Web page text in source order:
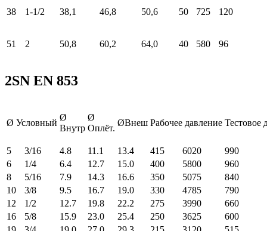
38 1-1/2 38,1 46,8 50,6 50 725 120
51 2 50,8 60,2 64,0 40 580 96
2SN EN 853
Ø Условный
Ø
Внутр
Ø
Оплёт.
ØВнеш Рабочее давление Тестовое
5 3/16 4.8 11.1 13.4 415 6020
990
6
1/4 6.4 12.7 15.0 400 5800
960
8
5/16 7.9 14.3 16.6 350 5075
840
10
3/8 9.5 16.7 19.0 330 4785
790
12
1/2 12.7 19.8 22.2 275 3990
660
16
5/8 15.9 23.0 25.4 250 3625
600